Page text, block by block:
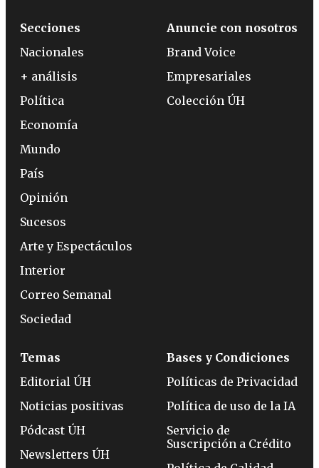
Secciones
Nacionales
+ análisis
Política
Economía
Mundo
País
Opinión
Sucesos
Arte y Espectáculos
Interior
Correo Semanal
Sociedad
Anuncie con nosotros
Brand Voice
Empresariales
Colección ÚH
Temas
Editorial ÚH
Noticias positivas
Pódcast ÚH
Newsletters ÚH
Bases y Condiciones
Políticas de Privacidad
Política de uso de la IA
Servicio de
Suscripción a Crédito